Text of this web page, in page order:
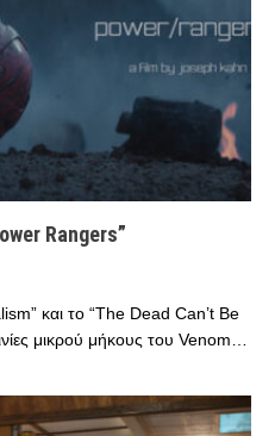
Rangers”
και το “The Dead Can’t Be
μικρού μήκους του Venom…